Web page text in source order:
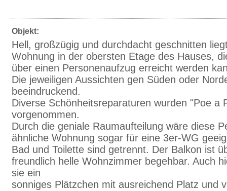
Objekt:
Hell, großzügig und durchdacht geschnitten
Wohnung in der obersten Etage des Hauses,
über einen Personenaufzug erreicht werden
Die jeweiligen Aussichten gen Süden oder
beeindruckend.
Diverse Schönheitsreparaturen wurden "Poe a
vorgenommen.
Durch die geniale Raumaufteilung wäre diese
ähnliche Wohnung sogar für eine 3er-WG
Bad und Toilette sind getrennt. Der Balkon ist
freundlich helle Wohnzimmer begehbar. Auch
sie ein
sonniges Plätzchen mit ausreichend Platz und